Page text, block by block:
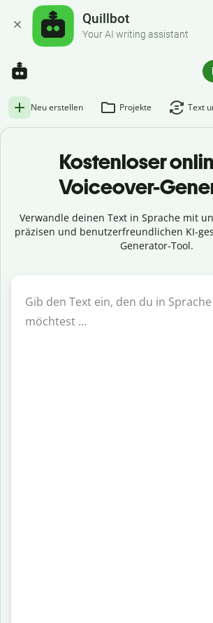
Quillbot
Your AI writing assistant
Neu erstellen Projekte Text
Kostenloser
Voiceover-
Verwandle deinen Text in Sprache mit
präzisen und benutzerfreundlichen KI-
Generator-Tool.